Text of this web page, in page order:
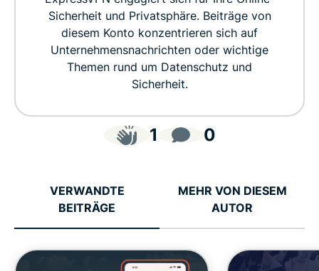
Sicherheit und Privatsphäre. Beiträge von
diesem Konto konzentrieren sich auf
Unternehmensnachrichten oder wichtige
Themen rund um Datenschutz und
Sicherheit.
1 0
VERWANDTE
BEITRÄGE
MEHR VON DIESEM
AUTOR